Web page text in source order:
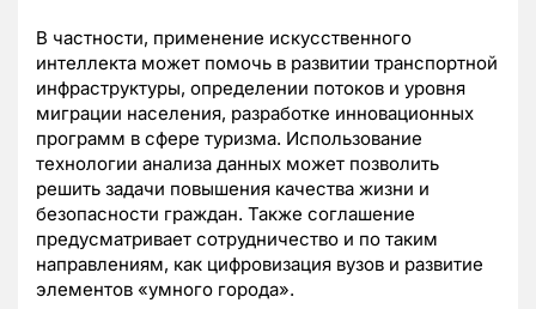
В частности, применение искусственного
интеллекта может помочь в развитии транспортной
инфраструктуры, определении потоков и уровня
миграции населения, разработке инновационных
программ в сфере туризма. Использование
технологии анализа данных может позволить
решить задачи повышения качества жизни и
безопасности граждан. Также соглашение
предусматривает сотрудничество и по таким
направлениям, как цифровизация вузов и развитие
элементов «умного города».